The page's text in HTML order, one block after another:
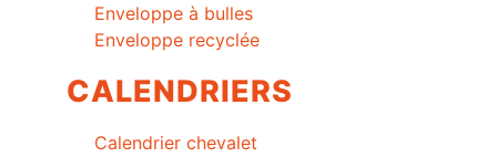
Enveloppe à bulles
Enveloppe recyclée
CALENDRIERS
Calendrier chevalet